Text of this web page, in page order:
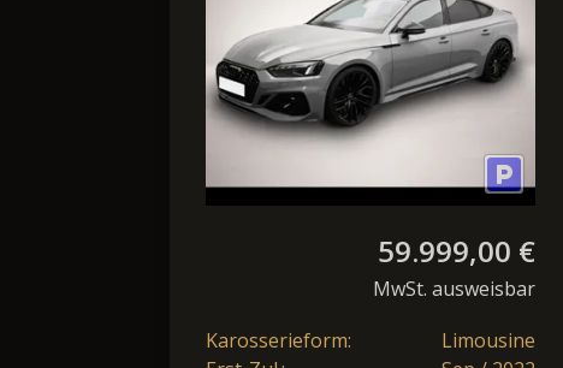
Tiptronic quattro
Rückka
59.999,00 €
MwSt. ausweisbar
Karosserieform:
Limousine